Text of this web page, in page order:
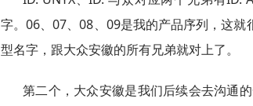
字。06、07、08、09是我的产品序列，这
型名字，跟大众安徽的所有兄弟就对上了。
第二个，大众安徽是我们后续会去沟通